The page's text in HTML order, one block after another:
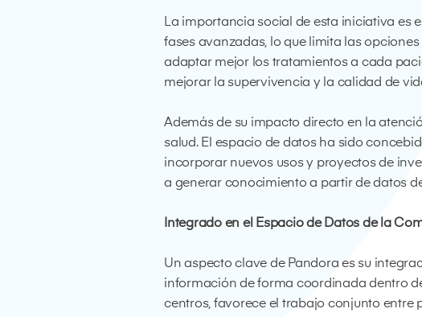
La importancia social de esta iniciativa es
fases avanzadas, lo que limita las
adaptar mejor los tratamientos a cada
mejorar la supervivencia y la calidad de
Además de su impacto directo en la
salud. El espacio de datos ha sido
incorporar nuevos usos y proyectos de
a generar conocimiento a partir de datos
Integrado en el Espacio de Datos de la
Un aspecto clave de Pandora es su
información de forma coordinada dentro
centros, favorece el trabajo conjunto entre